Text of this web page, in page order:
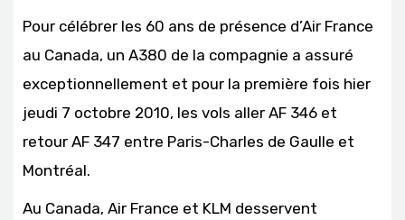
Pour célébrer les 60 ans de présence d’Air France
au Canada, un A380 de la compagnie a assuré
exceptionnellement et pour la première fois hier
jeudi 7 octobre 2010, les vols aller AF 346 et
retour AF 347 entre Paris-Charles de Gaulle et
Montréal.
Au Canada, Air France et KLM desservent